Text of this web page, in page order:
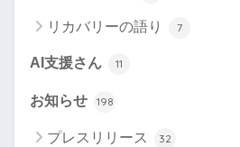
リカバリーの語り 7
AI支援さん 11
お知らせ 198
プレスリリース 32